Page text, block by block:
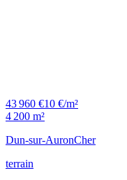
43 960 €10 €/m²
4 200 m²
Dun-sur-AuronCher
terrain